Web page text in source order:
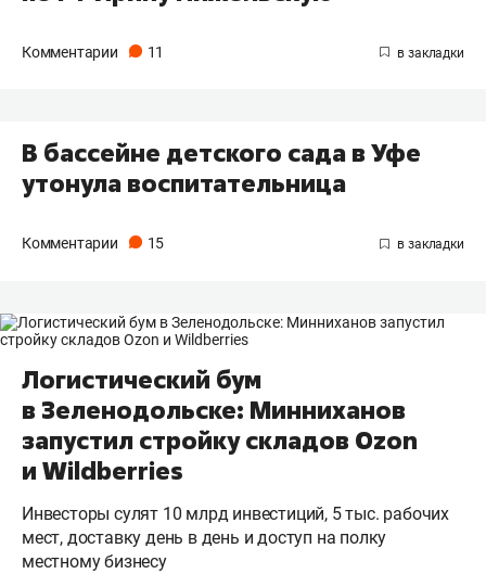
Комментарии 11
В бассейне детского сада в Уфе
утонула воспитательница
Комментарии 15
Логистический бум
в Зеленодольске: Минниханов
запустил стройку складов Ozon
и Wildberries
Инвесторы сулят 10 млрд инвестиций, 5 тыс. рабочих
мест, доставку день в день и доступ на полку
местному бизнесу